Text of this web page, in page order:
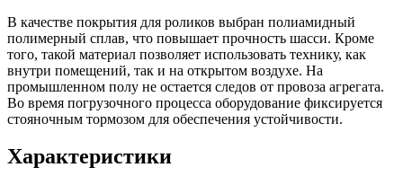
В качестве покрытия для роликов выбран полиамидный
полимерный сплав, что повышает прочность шасси. Кроме
того, такой материал позволяет использовать технику, как
внутри помещений, так и на открытом воздухе. На
промышленном полу не остается следов от провоза агрегата.
Во время погрузочного процесса оборудование фиксируется
стояночным тормозом для обеспечения устойчивости.
Характеристики